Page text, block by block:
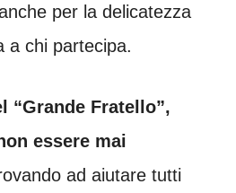
per la delicatezza
a chi partecipa.
“Grande Fratello”,
essere mai
ad aiutare tutti